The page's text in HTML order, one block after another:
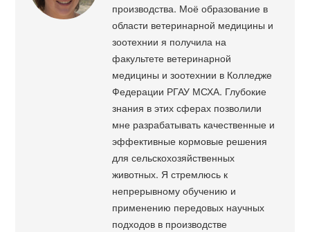
производства. Моё образование в
области ветеринарной медицины и
зоотехнии я получила на
факультете ветеринарной
медицины и зоотехнии в Колледже
Федерации РГАУ МСХА. Глубокие
знания в этих сферах позволили
мне разрабатывать качественные и
эффективные кормовые решения
для сельскохозяйственных
животных. Я стремлюсь к
непрерывному обучению и
применению передовых научных
подходов в производстве